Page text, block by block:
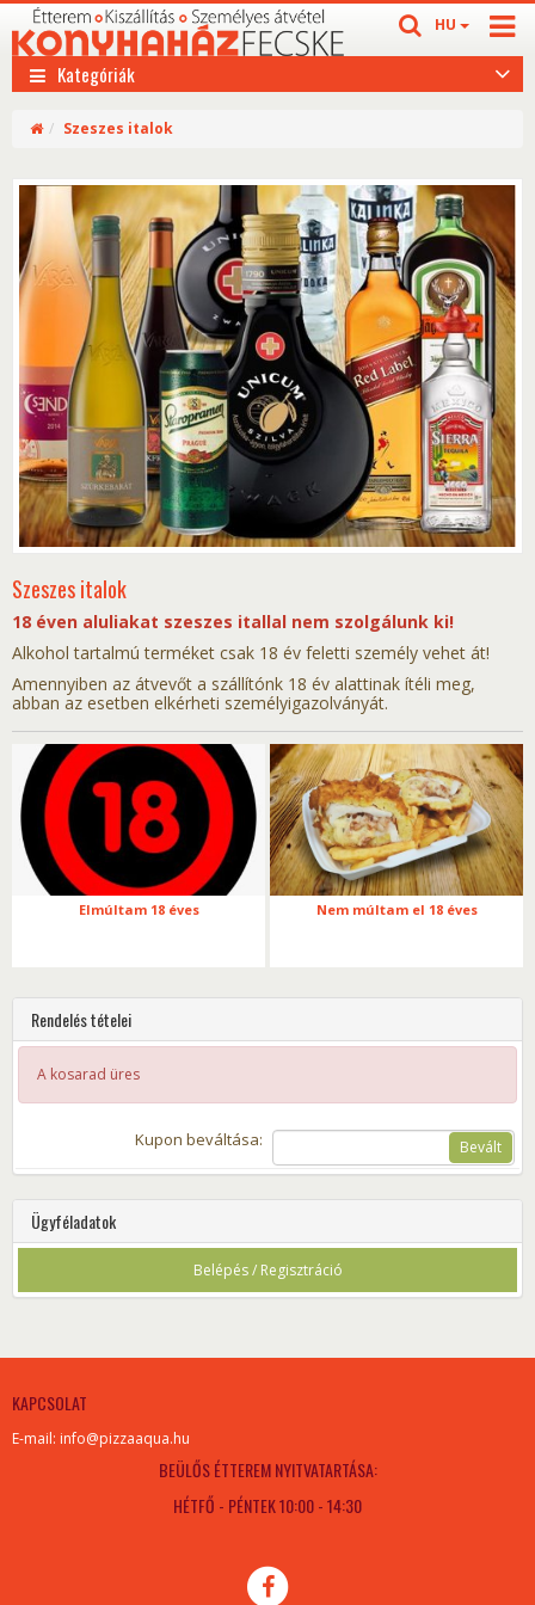
HU
Kategóriák
Szeszes italok
Szeszes italok
18 éven aluliakat szeszes itallal nem szolgálunk ki!
Alkohol tartalmú terméket csak 18 év feletti személy vehet át!
Amennyiben az átvevőt a szállítónk 18 év alattinak ítéli meg,
abban az esetben elkérheti személyigazolványát.
Elmúltam 18 éves Nem múltam el 18 éves
Rendelés tételei
A kosarad üres
Kupon beváltása: Bevált
Ügyféladatok
Belépés / Regisztráció
KAPCSOLAT
E-mail: info@pizzaaqua.hu
BEÜLŐS ÉTTEREM NYITVATARTÁSA:
HÉTFŐ - PÉNTEK 10:00 - 14:30